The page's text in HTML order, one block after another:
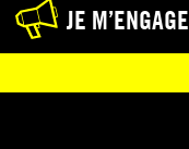
JE M’ENGAGE